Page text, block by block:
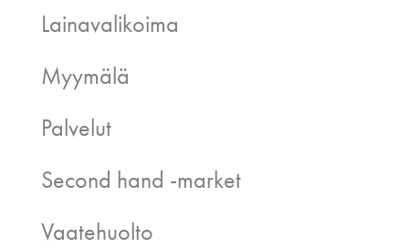
Lainavalikoima
Myymälä
Palvelut
Second hand -market
Vaatehuolto